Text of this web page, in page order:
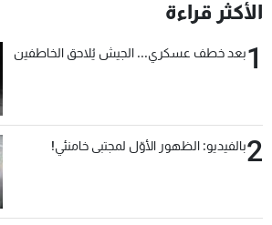
الأكثر قراءة
1بعد خطف عسكري... الجيش يُلاحق الخاطفين
2بالفيديو: الظهور الأوّل لمجتبى خامنئي!
عن MTV
لاعلاناتكم
شروط الإسـتخدام